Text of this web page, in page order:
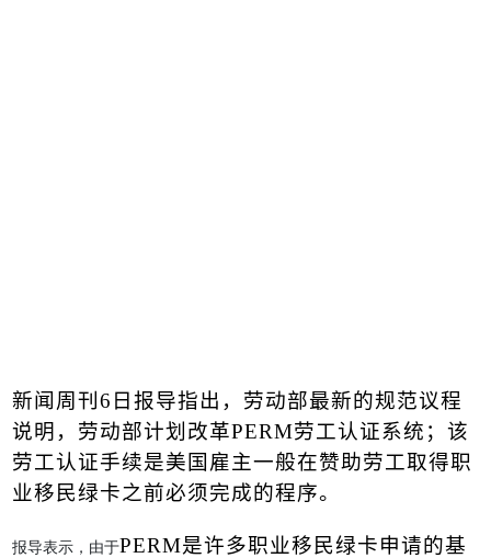
新闻周刊 6 日报导指出，劳动部最新的规范议程
说明，劳动部计划改革PERM劳工认证系统；该
劳工认证手续是美国雇主一般在赞助劳工取得职
业移民绿卡之前必须完成的程序。
报导表示，由于PERM是许多职业移民绿卡申请的基